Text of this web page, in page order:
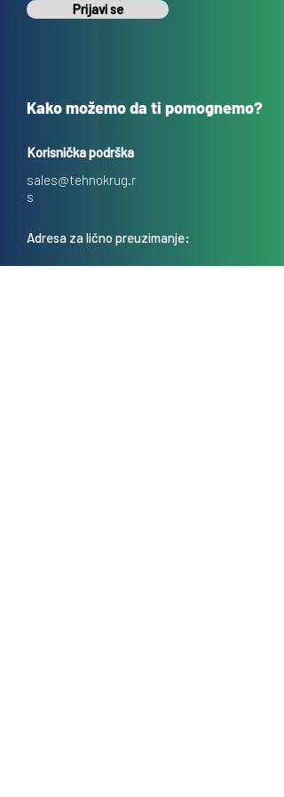
Prijavi se
Kako možemo da ti pomognemo?
Korisnička podrška
sales@tehnokrug.r
s
Adresa za lično preuzimanje:
Kosovska 17 (ulaz iz Kondine),